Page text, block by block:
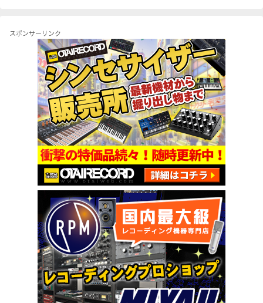
スポンサーリンク